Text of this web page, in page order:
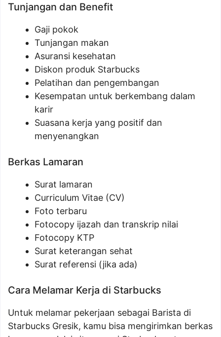
Tunjangan dan Benefit
Gaji pokok
Tunjangan makan
Asuransi kesehatan
Diskon produk Starbucks
Pelatihan dan pengembangan
Kesempatan untuk berkembang dalam
karir
Suasana kerja yang positif dan
menyenangkan
Berkas Lamaran
Surat lamaran
Curriculum Vitae (CV)
Foto terbaru
Fotocopy ijazah dan transkrip nilai
Fotocopy KTP
Surat keterangan sehat
Surat referensi (jika ada)
Cara Melamar Kerja di Starbucks
Untuk melamar pekerjaan sebagai Barista di
Starbucks Gresik, kamu bisa mengirimkan berkas